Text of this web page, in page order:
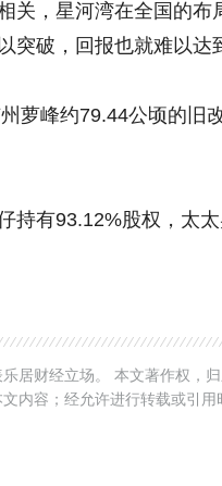
，星河湾在全国的布
突破，回报也就难以达
峰约79.44公顷的旧
有93.12%股权，太太
居财经立场。 本文著作权，
内容；经允许进行转载或引